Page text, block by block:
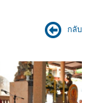
กลับ